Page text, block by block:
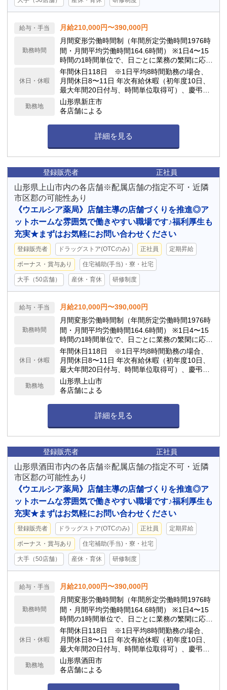
給与・手当 月給210,000円〜390,000円
勤務時間
月間変形労働時間制（年間所定労働時間1976時
間・月間平均労働時間164.6時間） ※1日4〜15
時間の1時間単位で、日ごとに業務の繁閑に応じ
て勤務時間を設定します。
休日・休暇
年間休日118日 ※1日平均8時間勤務の場合、
月間休日8〜11日 年次有給休暇（初年度10日、
最大年間20日付与、時間単位取得可）、慶弔休
暇、子の看護休暇、介護休暇 他
勤務地
山形県新庄市
各店舗による
詳細を見る
登録販売者 正社員
山形県上山市内の各店舗※配属店舗の指定不可・近隣
市区郡の可能性あり
《ウエルシア薬局》店舗主導の店舗づくりを推進◎ア
ットホームな雰囲気で働きやすい職場です♪福利厚生も
充実★まずはお気軽にお問い合わせください
登録販売者 ドラッグストア(OTCのみ) 正社員 定期昇給
ボーナス・賞与あり 住宅補助(手当)・寮・社宅
大手（50店舗） 産休・育休 研修制度
給与・手当 月給210,000円〜390,000円
勤務時間
月間変形労働時間制（年間所定労働時間1976時
間・月間平均労働時間164.6時間） ※1日4〜15
時間の1時間単位で、日ごとに業務の繁閑に応じ
て勤務時間を設定します。
休日・休暇
年間休日118日 ※1日平均8時間勤務の場合、
月間休日8〜11日 年次有給休暇（初年度10日、
最大年間20日付与、時間単位取得可）、慶弔休
暇、子の看護休暇、介護休暇 他
勤務地
山形県上山市
各店舗による
詳細を見る
登録販売者 正社員
山形県酒田市内の各店舗※配属店舗の指定不可・近隣
市区郡の可能性あり
《ウエルシア薬局》店舗主導の店舗づくりを推進◎ア
ットホームな雰囲気で働きやすい職場です♪福利厚生も
充実★まずはお気軽にお問い合わせください
登録販売者 ドラッグストア(OTCのみ) 正社員 定期昇給
ボーナス・賞与あり 住宅補助(手当)・寮・社宅
大手（50店舗） 産休・育休 研修制度
給与・手当 月給210,000円〜390,000円
勤務時間
月間変形労働時間制（年間所定労働時間1976時
間・月間平均労働時間164.6時間） ※1日4〜15
時間の1時間単位で、日ごとに業務の繁閑に応じ
て勤務時間を設定します。
休日・休暇
年間休日118日 ※1日平均8時間勤務の場合、
月間休日8〜11日 年次有給休暇（初年度10日、
最大年間20日付与、時間単位取得可）、慶弔休
暇、子の看護休暇、介護休暇 他
勤務地
山形県酒田市
各店舗による